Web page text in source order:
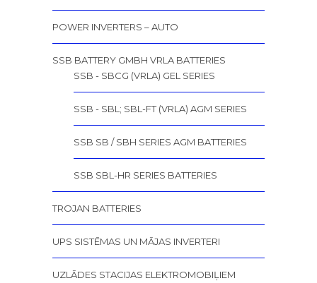
POWER INVERTERS – AUTO
SSB BATTERY GMBH VRLA BATTERIES
SSB - SBCG (VRLA) GEL SERIES
SSB - SBL; SBL-FT (VRLA) AGM SERIES
SSB SB / SBH SERIES AGM BATTERIES
SSB SBL-HR SERIES BATTERIES
TROJAN BATTERIES
UPS SISTĒMAS UN MĀJAS INVERTERI
UZLĀDES STACIJAS ELEKTROMOBIĻIEM